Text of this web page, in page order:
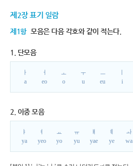
제2장 표기 일람
제1항 모음은 다음 각호와 같이 적는다.
1. 단모음
ㅏ
a
ㅓ
eo
ㅗ
o
ㅜ
u
ㅡ
eu
i
2. 이중 모음
ㅑ
ya
ㅕ
yeo
ㅛ
yo
ㅠ
yu
ㅒ
yae
ㅖ
ye
ㅘ
wa